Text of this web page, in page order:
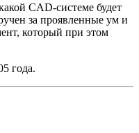
CAD-системе будет
за проявленные ум и
который при этом
года.